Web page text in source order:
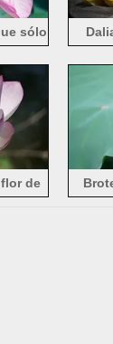
sólo
de